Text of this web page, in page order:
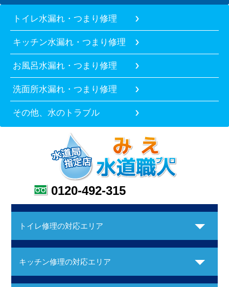
トイレ水漏れ・つまり修理
キッチン水漏れ・つまり修理
お風呂水漏れ・つまり修理
洗面所水漏れ・つまり修理
その他、水のトラブル
0120-492-315
トイレ修理の対応エリア
キッチン修理の対応エリア